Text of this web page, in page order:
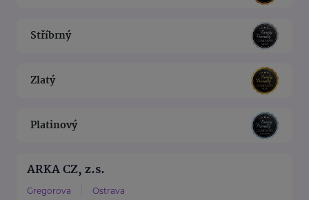
Stříbrný
Zlatý
Platinový
ARKA CZ, z.s.
Gregorova Ostrava